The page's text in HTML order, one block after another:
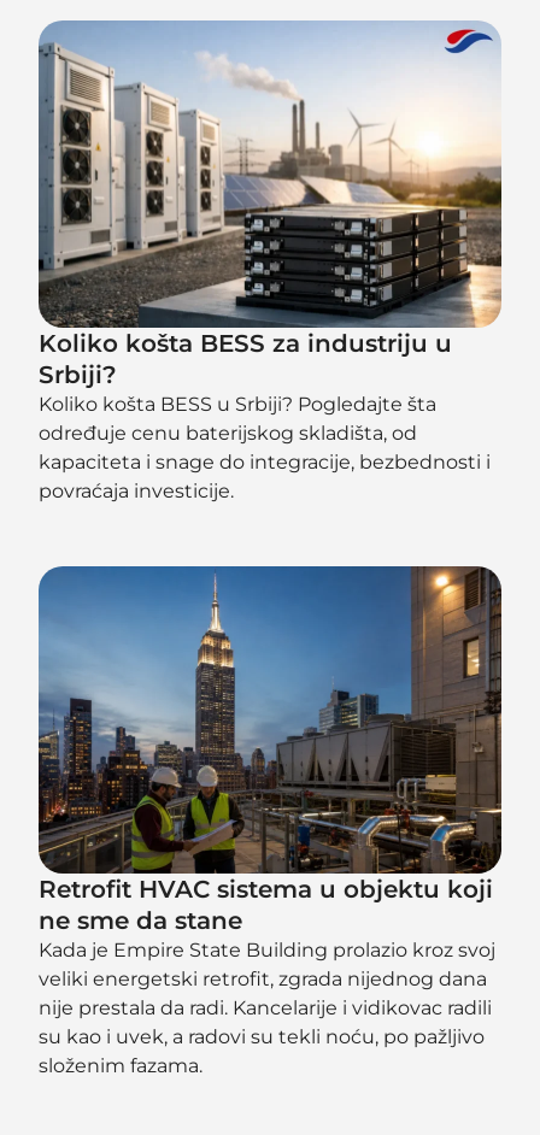
Koliko košta BESS za industriju u
Srbiji?
Koliko košta BESS u Srbiji? Pogledajte šta
određuje cenu baterijskog skladišta, od
kapaciteta i snage do integracije, bezbednosti i
povraćaja investicije.
Retrofit HVAC sistema u objektu koji
ne sme da stane
Kada je Empire State Building prolazio kroz svoj
veliki energetski retrofit, zgrada nijednog dana
nije prestala da radi. Kancelarije i vidikovac radili
su kao i uvek, a radovi su tekli noću, po pažljivo
složenim fazama.